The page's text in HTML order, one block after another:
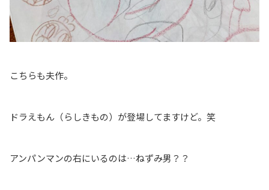
こちらも夫作。
ドラえもん（らしきもの）が登場してますけど。笑
アンパンマンの右にいるのは…ねずみ男？？